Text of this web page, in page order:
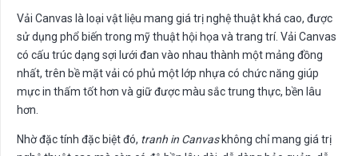
Vải Canvas là loại vật liệu mang giá trị nghệ thuật khá cao, được
sử dụng phổ biến trong mỹ thuật hội họa và trang trí. Vải Canvas
có cấu trúc dạng sợi lưới đan vào nhau thành một mảng đồng
nhất, trên bề mặt vải có phủ một lớp nhựa có chức năng giúp
mực in thấm tốt hơn và giữ được màu sắc trung thực, bền lâu
hơn.
Nhờ đặc tính đặc biệt đó, tranh in Canvaskhông chỉ mang giá trị